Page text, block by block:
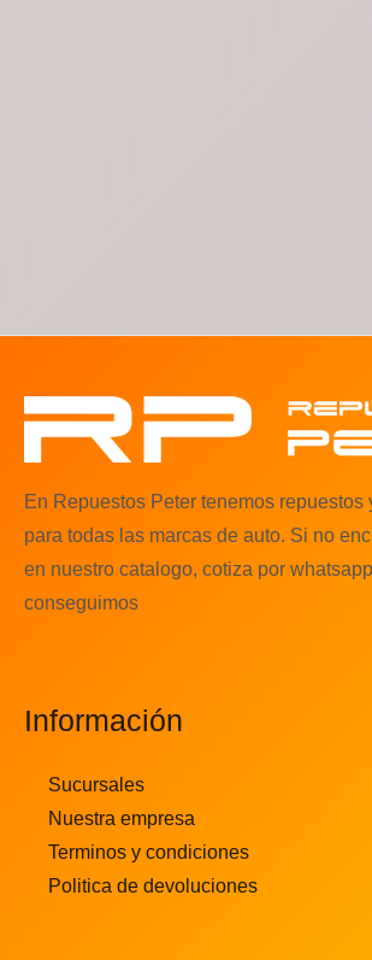
En Repuestos Peter tenemos repuestos
para todas las marcas de auto. Si no
en nuestro catalogo, cotiza por
conseguimos
Información
Sucursales
Nuestra empresa
Terminos y condiciones
Politica de devoluciones